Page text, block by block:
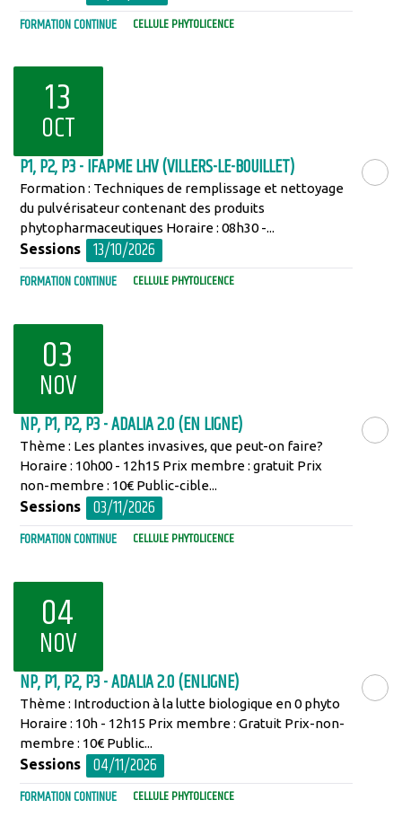
FORMATION CONTINUE CELLULE PHYTOLICENCE
13
OCT
LIRE LA
P1, P2, P3 - IFAPME LHV (VILLERS-LE-BOUILLET)
Formation : Techniques de remplissage et nettoyage
du pulvérisateur contenant des produits
phytopharmaceutiques Horaire : 08h30 -...
Sessions 13/10/2026
FORMATION CONTINUE CELLULE PHYTOLICENCE
03
NOV
LIRE LA
NP, P1, P2, P3 - ADALIA 2.0 (EN LIGNE)
Thème : Les plantes invasives, que peut-on faire?
Horaire : 10h00 - 12h15 Prix membre : gratuit Prix
non-membre : 10€ Public-cible...
Sessions 03/11/2026
FORMATION CONTINUE CELLULE PHYTOLICENCE
04
NOV
LIRE LA
NP, P1, P2, P3 - ADALIA 2.0 (ENLIGNE)
Thème : Introduction à la lutte biologique en 0 phyto
Horaire : 10h - 12h15 Prix membre : Gratuit Prix-non-
membre : 10€ Public...
Sessions 04/11/2026
FORMATION CONTINUE CELLULE PHYTOLICENCE